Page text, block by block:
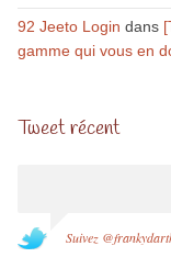
92 Jeeto Login dans
gamme qui vous en
Tweet récent
Suivez